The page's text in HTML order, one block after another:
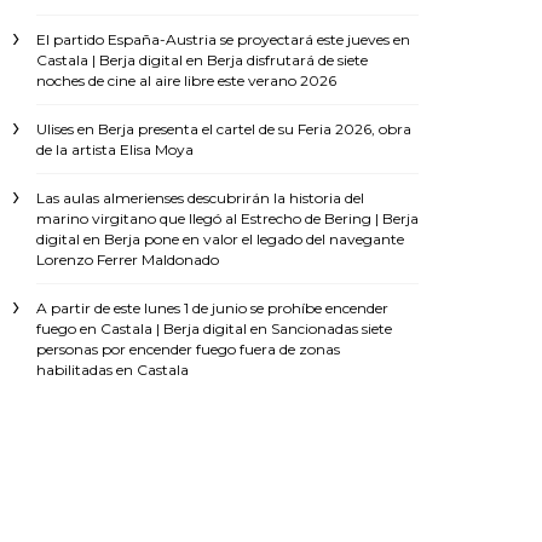
El partido España-Austria se proyectará este jueves en
Castala | Berja digital en Berja disfrutará de siete
noches de cine al aire libre este verano 2026
Ulises en Berja presenta el cartel de su Feria 2026, obra
de la artista Elisa Moya
Las aulas almerienses descubrirán la historia del
marino virgitano que llegó al Estrecho de Bering | Berja
digital en Berja pone en valor el legado del navegante
Lorenzo Ferrer Maldonado
A partir de este lunes 1 de junio se prohíbe encender
fuego en Castala | Berja digital en Sancionadas siete
personas por encender fuego fuera de zonas
habilitadas en Castala